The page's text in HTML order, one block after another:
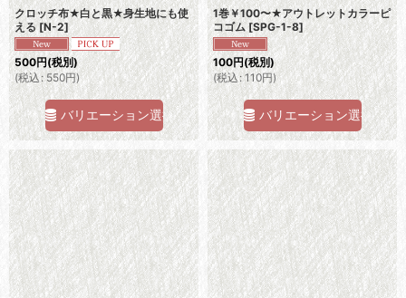
クロッチ布★白と黒★身生地にも使
える [N-2]
500円(税別)
(税込: 550円)
バリエーション選択
1巻￥100〜★アウトレットカラーピ
コゴム [SPG-1-8]
100円(税別)
(税込: 110円)
バリエーション選択